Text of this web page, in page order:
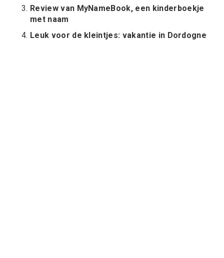
Review van MyNameBook, een kinderboekje
met naam
Leuk voor de kleintjes: vakantie in Dordogne